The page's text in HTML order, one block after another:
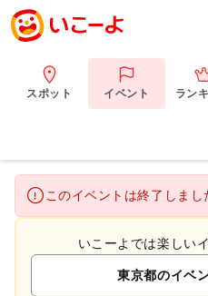
スポット イベント ラン
このイベントは終了しまし
いこーよでは楽しい
東京都のイベ